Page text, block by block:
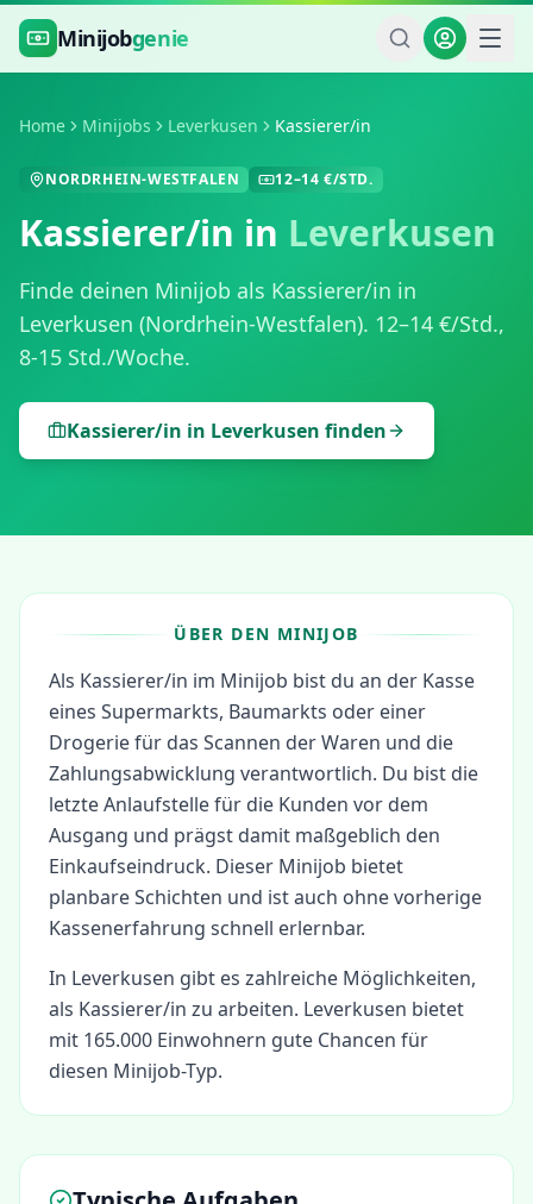
Zum Hauptinhalt springen
Minijobgenie
Home Minijobs Leverkusen Kassierer/in
NORDRHEIN-WESTFALEN 12–14 €/STD.
Kassierer/in in Leverkusen
Finde deinen Minijob als Kassierer/in in
Leverkusen (Nordrhein-Westfalen). 12–14 €/Std.,
8-15 Std./Woche.
Kassierer/in in Leverkusen finden
ÜBER DEN MINIJOB
Als Kassierer/in im Minijob bist du an der Kasse
eines Supermarkts, Baumarkts oder einer
Drogerie für das Scannen der Waren und die
Zahlungsabwicklung verantwortlich. Du bist die
letzte Anlaufstelle für die Kunden vor dem
Ausgang und prägst damit maßgeblich den
Einkaufseindruck. Dieser Minijob bietet
planbare Schichten und ist auch ohne vorherige
Kassenerfahrung schnell erlernbar.
In Leverkusen gibt es zahlreiche Möglichkeiten,
als Kassierer/in zu arbeiten. Leverkusen bietet
mit 165.000 Einwohnern gute Chancen für
diesen Minijob-Typ.